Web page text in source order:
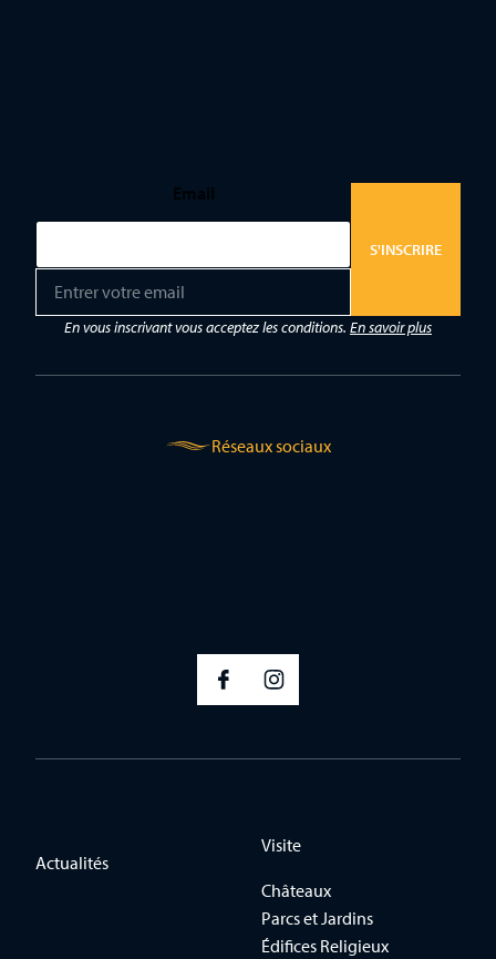
Email
E
a
*
S'INSCRIRE
En vous inscrivant vous acceptez les conditions. En savoir plus
Réseaux sociaux
Actualités
Visite
Châteaux
Parcs et Jardins
Édifices Religieux